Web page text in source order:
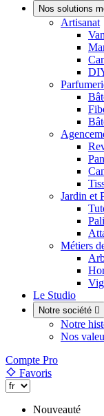
Nos solutions
Artisanat
Jardin et
Métiers
Le Studio
Notre société 
Notre
Nos
Compte Pro
Favoris
Nouveauté